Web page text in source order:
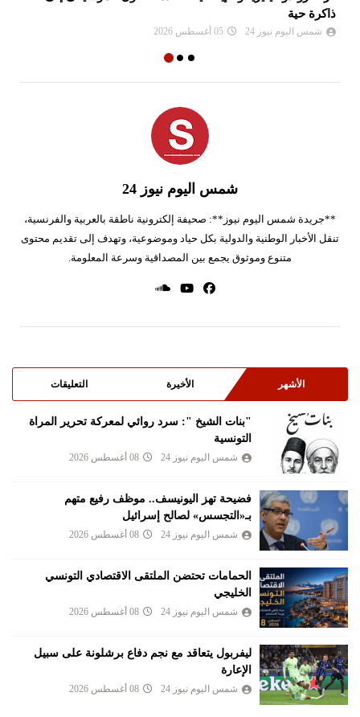
ذاكرة حية
شمس اليوم نيوز 24 05 أغسطس 2026
شمس اليوم نيوز 24
**جريدة شمس اليوم نيوز**: صحيفة إلكترونية ناطقة بالعربية والفرنسية،
تنقل الأخبار الوطنية والدولية بكل حياد وموضوعية، وتهدف إلى تقديم محتوى
متنوع وموثوق يجمع بين المصداقية وسرعة المعلومة.
الأشهر الأخيرة التعليقات
"بنات الشيخ ": سرد روائي لمعركة تحرير المراة
التونسية
شمس اليوم نيوز 24 08 أغسطس 2026
فضيحة تهز اليونيسف.. موظف رفيع متهم
بـ«التجسس» لصالح إسرائيل
شمس اليوم نيوز 24 08 أغسطس 2026
الحمامات تحتضن الملتقى الاقتصادي التونسي
الخليجي
شمس اليوم نيوز 24 08 أغسطس 2026
ليفربول يتعاقد مع نجم دفاع برشلونة على سبيل
الإعارة
شمس اليوم نيوز 24 08 أغسطس 2026